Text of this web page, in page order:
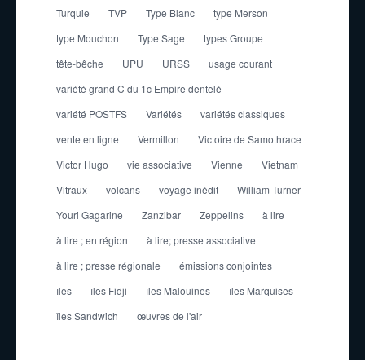
Turquie
TVP Type Blanc
type Merson
type Mouchon
Type Sage
types Groupe
tête-bêche
UPU URSS
usage courant
variété grand C du 1c Empire dentelé
variété POSTFS
Variétés
variétés classiques
vente en ligne
Vermillon
Victoire de Samothrace
Victor Hugo
vie associative Vienne
Vietnam
Vitraux
volcans voyage inédit
William Turner
Youri Gagarine
Zanzibar Zeppelins
à lire
à lire ; en région
à lire; presse associative
à lire ; presse régionale
émissions conjointes
îles
îles Fidji îles Malouines
îles Marquises
îles Sandwich
œuvres de l'air